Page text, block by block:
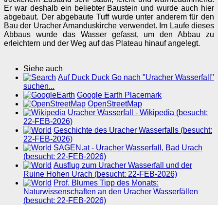
Er war deshalb ein beliebter Baustein und wurde auch hier
abgebaut. Der abgebaute Tuff wurde unter anderem für den
Bau der Uracher Amanduskirche verwendet. Im Laufe dieses
Abbaus wurde das Wasser gefasst, um den Abbau zu
erleichtern und der Weg auf das Plateau hinauf angelegt.
Siehe auch
Auf Duck Duck Go nach "Uracher Wasserfall"
suchen...
Google Earth Placemark
OpenStreetMap
Uracher Wasserfall - Wikipedia (besucht:
22-FEB-2026)
Geschichte des Uracher Wasserfalls (besucht:
22-FEB-2026)
SAGEN.at - Uracher Wasserfall, Bad Urach
(besucht: 22-FEB-2026)
Ausflug zum Uracher Wasserfall und der
Ruine Hohen Urach (besucht: 22-FEB-2026)
Prof. Blumes Tipp des Monats:
Naturwissenschaften an den Uracher Wasserfällen
(besucht: 22-FEB-2026)